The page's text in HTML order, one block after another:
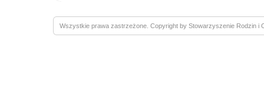
Wszystkie prawa zastrzeżone. Copyright by Stowarzyszenie Rodzin i